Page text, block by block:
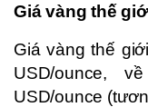
Giá vàng thế
Giá vàng thế
USD/ounce,
USD/ounce